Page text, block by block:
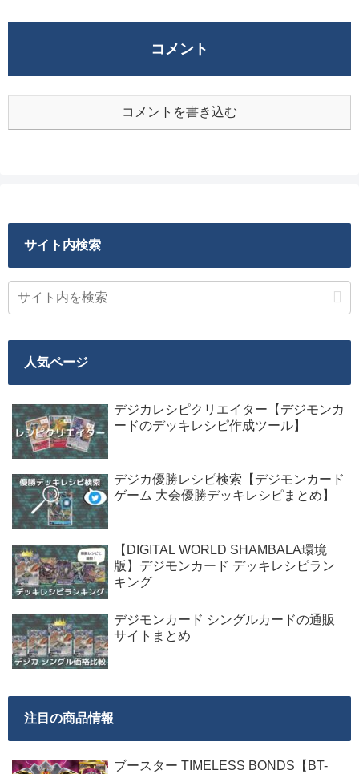
コメント
コメントを書き込む
サイト内検索
人気ページ
デジカレシピクリエイター【デジモンカ
ードのデッキレシピ作成ツール】
デジカ優勝レシピ検索【デジモンカード
ゲーム 大会優勝デッキレシピまとめ】
【DIGITAL WORLD SHAMBALA環境
版】デジモンカード デッキレシピラン
キング
デジモンカード シングルカードの通販
サイトまとめ
注目の商品情報
ブースター TIMELESS BONDS【BT-